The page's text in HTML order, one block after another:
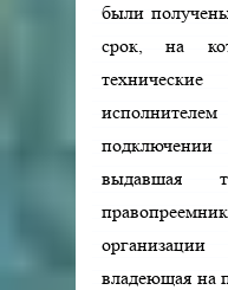
были
срок, на
подключении
выдавшая
владеющая на